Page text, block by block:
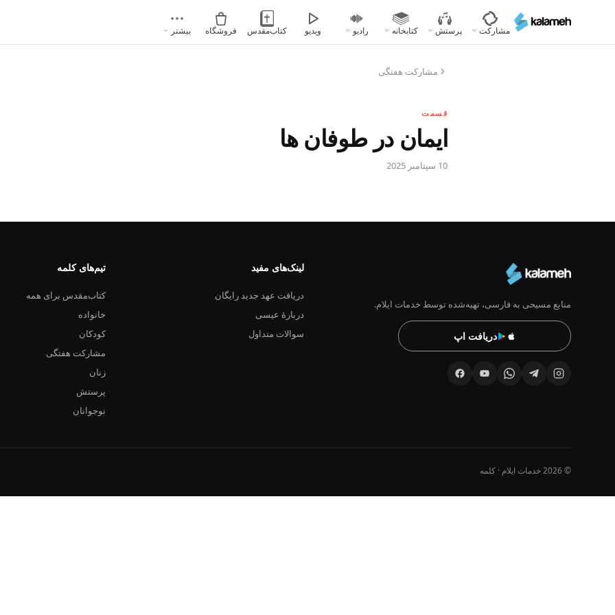
محتوای
مشارکت پرستش کتابخانه رادیو ویدیو کتاب‌مقدس فروشگاه بیشتر
مشارکت هفتگی
قسمت
ایمان در طوفان ها
10 سپتامبر 2025
منابع مسیحی به فارسی، تهیه‌شده توسط خدمات ایلام.
دریافت اپ
لینک‌های مفید
دریافت عهد جدید رایگان
دربارهٔ عیسی
سوالات متداول
تیم‌های کلمه
کتاب‌مقدس برای همه
خانواده
کودکان
مشارکت هفتگی
زنان
پرستش
نوجوانان
© 2026 خدمات ایلام · کلمه